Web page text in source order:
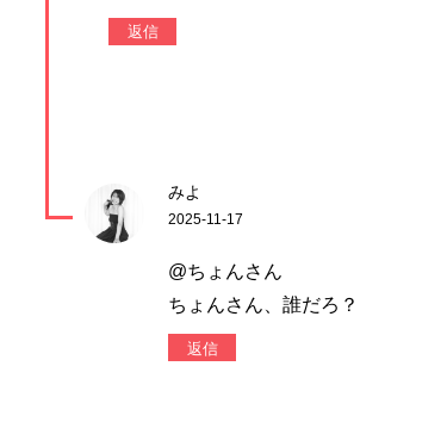
返信
みよ
2025-11-17
@ちょんさん
ちょんさん、誰だろ？
返信